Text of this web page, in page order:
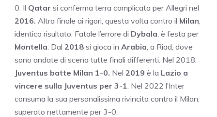
0. Il Qatar si conferma terra complicata per Allegri nel
2016. Altra finale ai rigori, questa volta contro il Milan
identico risultato. Fatale l’errore di Dybala , è festa per
Montella . Dal 2018 si gioca in Arabia , a Riad, dove
sono andate di scena tutte finali differenti. Nel 2018,
Juventus batte Milan 1-0. Nel 2019 è la Lazio a
vincere sulla Juventus per 3-1 . Nel 2022 l’Inter
consuma la sua personalissima rivincita contro il Milan,
superato nettamente per 3-0.